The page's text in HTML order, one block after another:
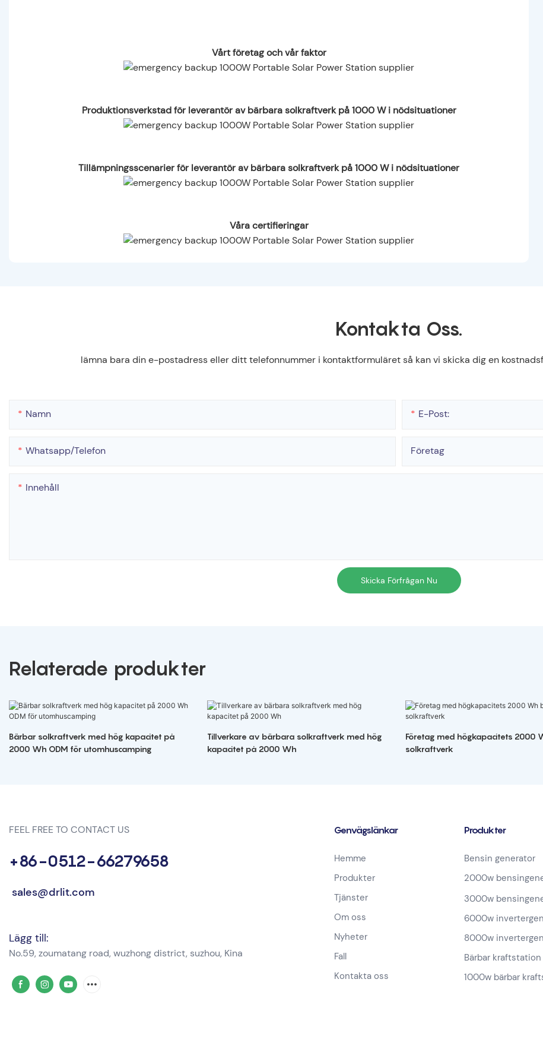
Vårt företag och vår faktor
Produktionsverkstad för leverantör av bärbara solkraftverk på 1000 W i nödsituationer
Tillämpningsscenarier för leverantör av bärbara solkraftverk på 1000 W i nödsituationer
Våra certifieringar
Kontakta Oss.
lämna bara din e-postadress eller ditt telefonnummer i kontaktformuläret så kan vi skicka dig en
Namn E-Post:
Whatsapp/telefon Företag
Innehåll
Skicka Förfrågan Nu
Relaterade produkter
Bärbar solkraftverk med hög kapacitet på
2000 Wh ODM för utomhuscamping
Tillverkare av bärbara solkraftverk med hög
kapacitet på 2000 Wh
Företag med högkapacitets 2000
solkraftverk
FEEL FREE TO CONTACT US
+86-0512-66279658
sales@drlit.com
Lägg till:
No.59, zoumatang road, wuzhong district, suzhou, Kina
Genvägslänkar
Hemme
Produkter
Tjänster
Om oss
Nyheter
Fall
Kontakta oss
Produkter
Bensin generator
2000w
3000w
6000w
8000w
Bärbar kraftstation
1000w bärbar